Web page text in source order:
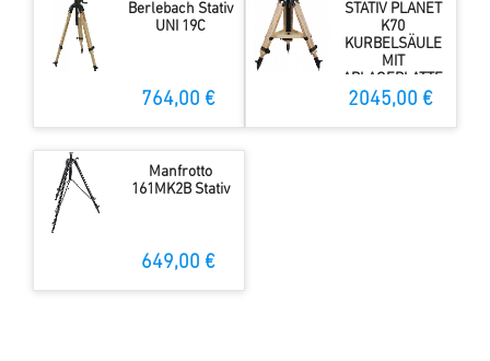
Berlebach Stativ
UNI 19C
764,00 €
STATIV PLANET
K70
KURBELSÄULE
MIT
ABLAGEPLATTE
37 CM +
G
2045,00 €
Manfrotto
161MK2B Stativ
649,00 €